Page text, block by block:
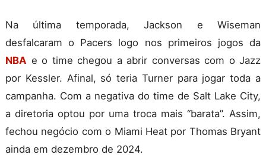
Na última temporada, Jackson e Wiseman
desfalcaram o Pacers logo nos primeiros jogos da
NBA e o time chegou a abrir conversas com o Jazz
por Kessler. Afinal, só teria Turner para jogar toda a
campanha. Com a negativa do time de Salt Lake City,
a diretoria optou por uma troca mais “barata”. Assim,
fechou negócio com o Miami Heat por Thomas Bryant
ainda em dezembro de 2024.